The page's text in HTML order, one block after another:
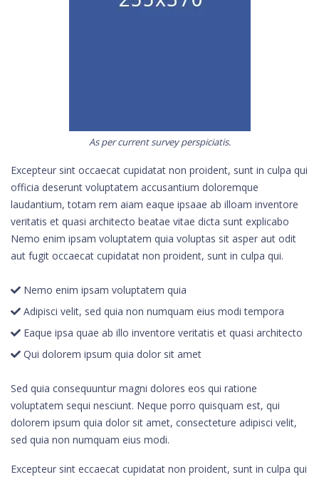
Excepteur sint occaecat cupidatat non proident, sunt in culpa qui
officia deserunt voluptatem accusantium doloremque
laudantium, totam rem aiam eaque ipsaae ab illoam inventore
veritatis et quasi architecto beatae vitae dicta sunt explicabo
Nemo enim ipsam voluptatem quia voluptas sit asper aut odit
aut fugit occaecat cupidatat non proident, sunt in culpa qui.
Nemo enim ipsam voluptatem quia
Adipisci velit, sed quia non numquam eius modi tempora
Eaque ipsa quae ab illo inventore veritatis et quasi architecto
Qui dolorem ipsum quia dolor sit amet
Sed quia consequuntur magni dolores eos qui ratione
voluptatem sequi nesciunt. Neque porro quisquam est, qui
dolorem ipsum quia dolor sit amet, consecteture adipisci velit,
sed quia non numquam eius modi.
As per current survey perspiciatis.
Excepteur sint eccaecat cupidatat non proident, sunt in culpa qui